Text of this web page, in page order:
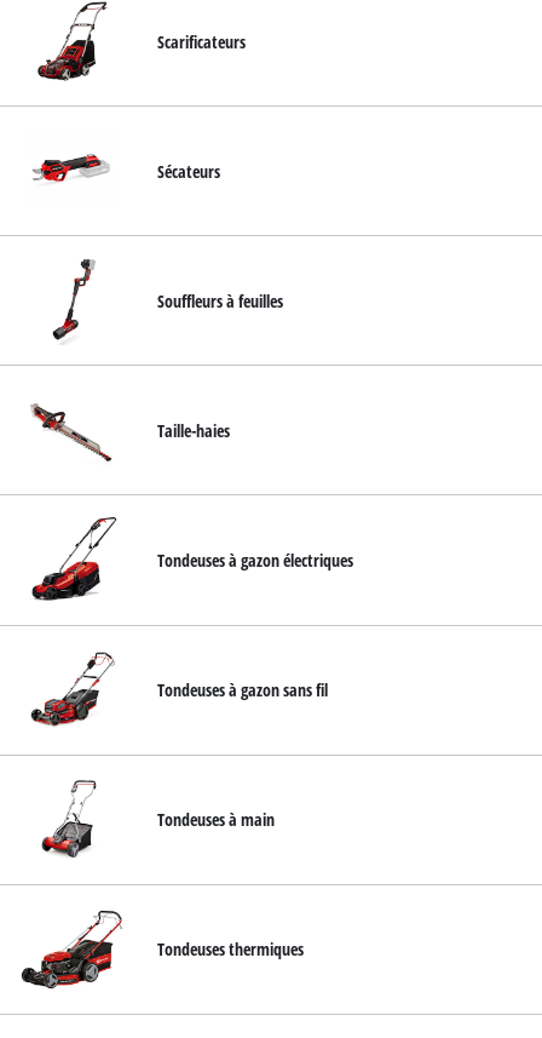
Scarificateurs
Sécateurs
Souffleurs à feuilles
Taille-haies
Tondeuses à gazon électriques
Tondeuses à gazon sans fil
Tondeuses à main
Tondeuses thermiques